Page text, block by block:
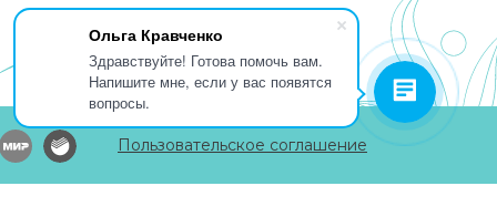
Ольга Кравченко
Здравствуйте! Готова помочь вам.
Напишите мне, если у вас появятся
вопросы.
Пользовательское соглашение